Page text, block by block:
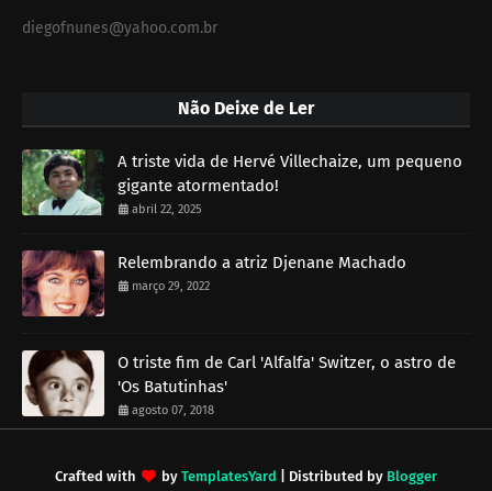
diegofnunes@yahoo.com.br
Não Deixe de Ler
A triste vida de Hervé Villechaize, um pequeno
gigante atormentado!
abril 22, 2025
Relembrando a atriz Djenane Machado
março 29, 2022
O triste fim de Carl 'Alfalfa' Switzer, o astro de
'Os Batutinhas'
agosto 07, 2018
Crafted with by TemplatesYard | Distributed by Blogger